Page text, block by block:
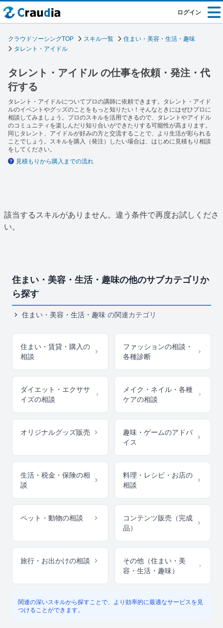
ログイン
クラウドソーシングTOP スキル一覧
住まい・美容・生活・趣味
タレント・アイドル
タレント・アイドル の仕事を依頼・発注・代
行する
タレント・アイドルについてプロの講師に依頼できます。タレント・アイド
ルのイベントやグッズのことをもっと知りたい！そんなときにはぜひプロに
相談してみましょう。プロのスキルを活用できるので、タレントやアイドル
のコミュニティを楽しんだり知り合いができたりする可能性が高まります。
同じタレント、アイドルが好みの方と交流することで、より生活が彩られる
ことでしょう。スキルを購入（発注）したい場合は、はじめに見積もり相談
をしてください。
見積もりから購入までの流れ
該当するスキルがありません。違う条件で再度お試しくださ
い。
住まい・美容・生活・趣味の他のサブカテゴリか
ら探す
住まい・美容・生活・趣味 の関連カテゴリ
住まい・賃貸・購入の
相談
ファッションの相談・
各種診断
ダイエット・エクササ
イズの相談
メイク・ネイル・各種
ケアの相談
オリジナルグッズ販売
趣味・ゲームのアドバ
イス
生活・税金・保険の相
談
料理・レシピ・お店の
相談
ペット・動物の相談
コンテンツ販売（完成
品）
旅行・お出かけの相談
その他（住まい・美
容・生活・趣味）
関連の深いスキルから探すことで、より効率的に最適なサービスを見
つけることができます。